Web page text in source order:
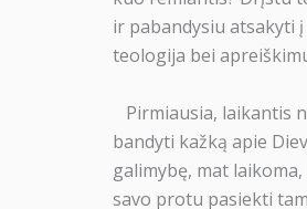
ir pabandysiu atsakyti
teologija bei
Pirmiausia, laikantis
bandyti kažką apie
galimybę, mat
savo protu pasiekti